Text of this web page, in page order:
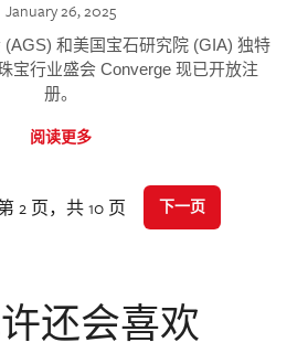
January 26, 2025
和美国宝石研究院 (GIA) 独特
宝行业盛会 Converge 现已开放注
册。
阅读更多
2 页，共 10 页 下一页
还会喜欢